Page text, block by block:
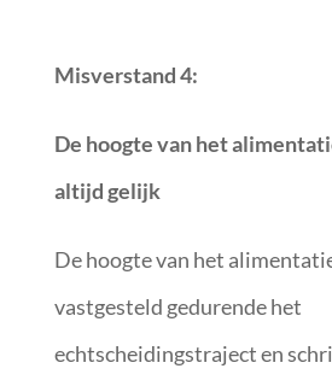
Misverstand 4:
De hoogte van het
altijd gelijk
De hoogte van het
vastgesteld gedurende het
echtscheidingstraject en